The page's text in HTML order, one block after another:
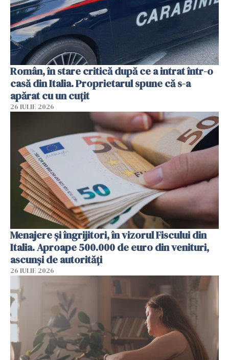
Român, în stare critică după ce a intrat într-o
casă din Italia. Proprietarul spune că s-a
apărat cu un cuțit
26 IULIE 2026
Menajere și îngrijitori, în vizorul Fiscului din
Italia. Aproape 500.000 de euro din venituri,
ascunși de autorități
26 IULIE 2026